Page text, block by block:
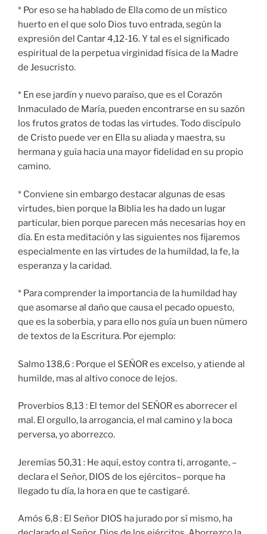
* Por eso se ha hablado de Ella como de un místico
huerto en el que solo Dios tuvo entrada, según la
expresión del Cantar 4,12-16. Y tal es el significado
espiritual de la perpetua virginidad física de la Madre
de Jesucristo.
* En ese jardín y nuevo paraíso, que es el Corazón
Inmaculado de María, pueden encontrarse en su sazón
los frutos gratos de todas las virtudes. Todo discípulo
de Cristo puede ver en Ella su aliada y maestra, su
hermana y guía hacia una mayor fidelidad en su propio
camino.
* Conviene sin embargo destacar algunas de esas
virtudes, bien porque la Biblia les ha dado un lugar
particular, bien porque parecen más necesarias hoy en
día. En esta meditación y las siguientes nos fijaremos
especialmente en las virtudes de la humildad, la fe, la
esperanza y la caridad.
* Para comprender la importancia de la humildad hay
que asomarse al daño que causa el pecado opuesto,
que es la soberbia, y para ello nos guía un buen número
de textos de la Escritura. Por ejemplo:
Salmo 138,6 : Porque el SEÑOR es excelso, y atiende al
humilde, mas al altivo conoce de lejos.
Proverbios 8,13 : El temor del SEÑOR es aborrecer el
mal. El orgullo, la arrogancia, el mal camino y la boca
perversa, yo aborrezco.
Jeremías 50,31 : He aquí, estoy contra ti, arrogante, –
declara el Señor, DIOS de los ejércitos– porque ha
llegado tu día, la hora en que te castigaré.
Amós 6,8 : El Señor DIOS ha jurado por sí mismo, ha